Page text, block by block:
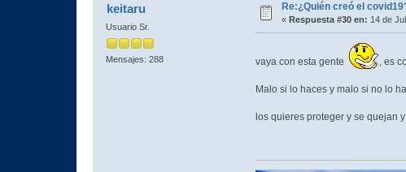
keitaru
Usuario Sr.
Mensajes: 288
Re:¿Quién creó el
«Respuesta #30 en: 14 de
vaya con esta gente , es
Malo si lo haces y malo si no lo
los quieres proteger y se quejan